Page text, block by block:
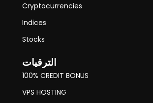
Cryptocurrencies
Indices
Stocks
الترقيات
100% CREDIT BONUS
VPS HOSTING